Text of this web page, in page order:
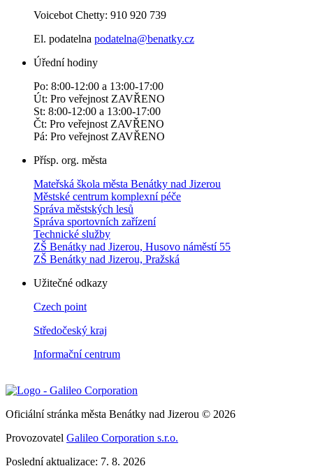
Voicebot Chetty: 910 920 739
El. podatelna podatelna@benatky.cz
Úřední hodiny
Po: 8:00-12:00 a 13:00-17:00
Út: Pro veřejnost ZAVŘENO
St: 8:00-12:00 a 13:00-17:00
Čt: Pro veřejnost ZAVŘENO
Pá: Pro veřejnost ZAVŘENO
Přísp. org. města
Mateřská škola města Benátky nad Jizerou
Městské centrum komplexní péče
Správa městských lesů
Správa sportovních zařízení
Technické služby
ZŠ Benátky nad Jizerou, Husovo náměstí 55
ZŠ Benátky nad Jizerou, Pražská
Užitečné odkazy
Czech point
Středočeský kraj
Informační centrum
Oficiální stránka města Benátky nad Jizerou © 2026
Provozovatel Galileo Corporation s.r.o.
Poslední aktualizace: 7. 8. 2026